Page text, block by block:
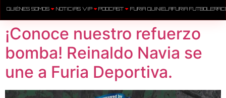
QUIÉNES SOMOS NOTICIAS VIP PODCAST FURIA QUINIELAFURIA FUTBOLERA
¡Conoce nuestro refuerzo
bomba! Reinaldo Navia se
une a Furia Deportiva.